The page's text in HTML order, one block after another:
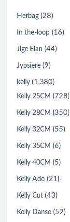
Herbag (28)
In the-loop (16)
Jige Elan (44)
Jypsiere (9)
kelly (1,380)
Kelly 25CM (728)
Kelly 28CM (350)
Kelly 32CM (55)
Kelly 35CM (6)
Kelly 40CM (5)
Kelly Ado (21)
Kelly Cut (43)
Kelly Danse (52)